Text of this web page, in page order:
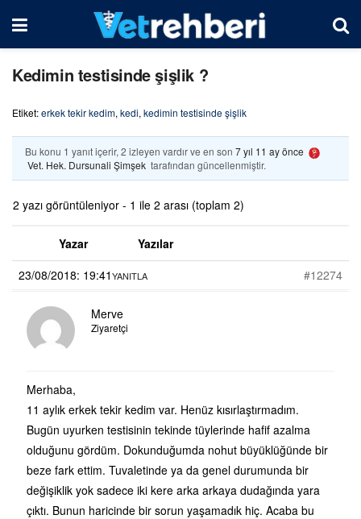
Kedimin testisinde şişlik ?
Etiket:erkek tekir kedim, kedi, kedimin testisinde şişlik
Bu konu 1 yanıt içerir, 2 izleyen vardır ve en son 7 yıl 11 ay önce
Vet. Hek. Dursunali Şimşek tarafından güncellenmiştir.
2 yazı görüntüleniyor - 1 ile 2 arası (toplam 2)
Yazar
Yazılar
23/08/2018: 19:41
#12274
YANITLA
Merve
Ziyaretçi
Merhaba,
11 aylık erkek tekir kedim var. Henüz kısırlaştırmadım.
Bugün uyurken testisinin tekinde tüylerinde hafif azalma
olduğunu gördüm. Dokunduğumda nohut büyüklüğünde bir
beze fark ettim. Tuvaletinde ya da genel durumunda bir
değişiklik yok sadece iki kere arka arkaya dudağında yara
çıktı. Bunun haricinde bir sorun yaşamadık hiç. Acaba bu